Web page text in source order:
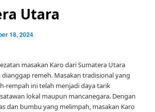
Utara
18, 2024
masakan Karo dari Sumatera Utara
remeh. Masakan tradisional yang
rempah ini telah menjadi daya tarik
lokal maupun mancanegara. Dengan
dan bumbu yang melimpah, masakan Karo